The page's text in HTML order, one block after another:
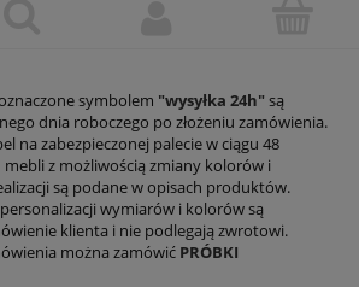
symbolem "wysyłka 24h"są
dnia roboczego po złożeniu zamówienia.
na zabezpieczonej palecie w ciągu 48
z możliwością zmiany kolorów i
są podane w opisach produktów.
wymiarów i kolorów są
klienta i nie podlegają zwrotowi.
można zamówić PRÓBKI